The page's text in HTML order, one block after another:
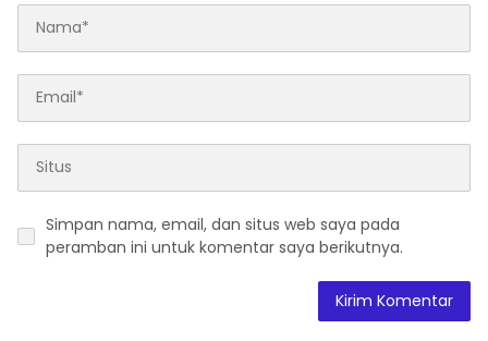
Simpan nama, email, dan situs web saya pada
peramban ini untuk komentar saya berikutnya.